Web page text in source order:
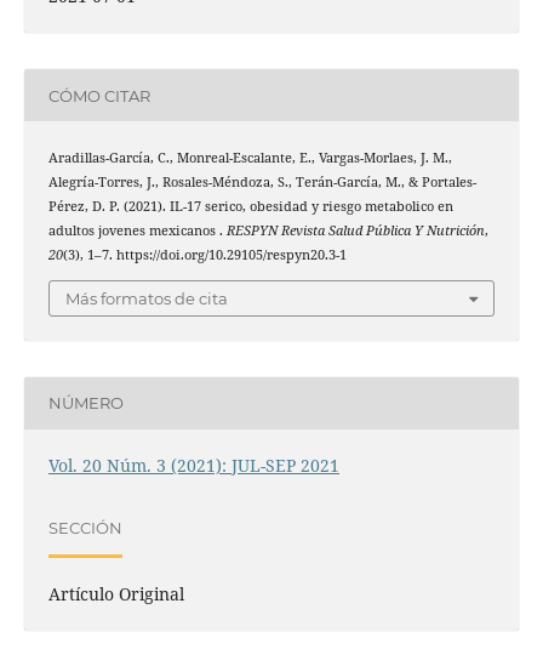
CÓMO CITAR
Aradillas-García, C., Monreal-Escalante, E., Vargas-Morlaes, J. M.,
Alegría-Torres, J., Rosales-Méndoza, S., Terán-García, M., & Portales-
Pérez, D. P. (2021). IL-17 serico, obesidad y riesgo metabolico en
adultos jovenes mexicanos . RESPYN Revista Salud Pública Y Nutrición,
20(3), 1–7. https://doi.org/10.29105/respyn20.3-1
Más formatos de cita
NÚMERO
Vol. 20 Núm. 3 (2021): JUL-SEP 2021
SECCIÓN
Artículo Original